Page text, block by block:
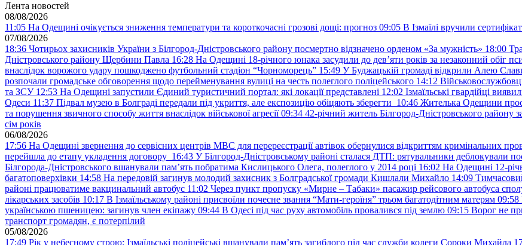
Лента новостей
08/08/2026
11:05 На Одещині очікується зниження температури та короткочасні грозові дощі: прогноз 09:05 В Ізмаїлі вручили
07/08/2026
18:36 Чотирьох захисників України з Білгород-Дністровського району посмертно відзначено орденом «За мужність» 18:00
Дністровського району Щербини Павла 16:28 На Одещині 18-річного юнака засудили до дев’яти років за незаконний обіг
внаслідок ворожого удару пошкоджено футбольний стадіон “Чорноморець” 15:49 У Буджацькій громаді відкрили Алею
розпочали громадське обговорення щодо перейменування вулиці на честь полеглого поліцейського 14:12
та ЗСУ 12:53 На Одещині запустили Єдиний туристичний портал: які локації представлені 12:02 Ізмаїльські гвардійці
Одеси 11:37 Підвал музею в Болграді передали під укриття, але експозицію обіцяють зберегти 10:46 Жителька Одещини
та порушення звичного способу життя внаслідок військової агресії 09:34 42-річний житель Білгород-Дністровського району
сім років
06/08/2026
17:56 На Одещині звернення до сервісних центрів МВС для перереєстрації автівок обернулися відкриттям кримінальних
перейшла до етапу укладення договору 16:43 У Білгород-Дністровському районі сталася ДТП: рятувальники деблокували
Білгорода-Дністровського вшанували пам’ять побратима Кислицького Олега, полеглого у 2014 році 16:02 На Одещині 12-
багатоповерхівки 14:58 На передовій загинув молодий захисник з Болградської громади Кишлали Михайло 14:09
районі працюватиме вакцинальний автобус 11:02 Через пункт пропуску «Мирне – Табаки» пасажир рейсового автобуса
лікарських засобів 10:17 В Ізмаїльському районі присвоїли почесне звання “Мати-героїня” трьом багатодітним матерям 09:58
українською пшеницею: загинув член екіпажу 09:44 В Одесі під час руху автомобіль провалився під землю 09:15 Ворог не
транспорт громадян, є потерпілий
05/08/2026
17:49 Рік у небесному строю: Ізмаїльські поліцейські вшанували пам’ять загиблого під час служби колеги Сороки Михайла